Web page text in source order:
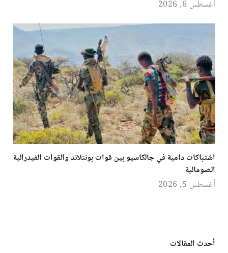
أغسطس 6, 2026
اشتباكات دامية في جالكاسيو بين قوات بونتلاند والقوات الفيدرالية
الصومالية
أغسطس 5, 2026
أحدث المقالات